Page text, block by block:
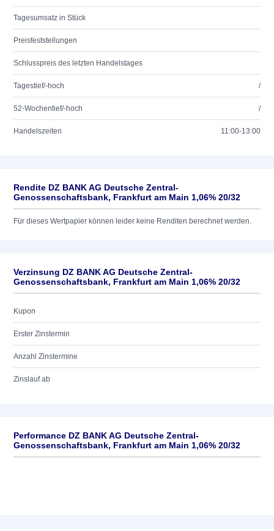
Tagesumsatz in Stück
Preisfeststellungen
Schlusspreis des letzten Handelstages
Tagestief/-hoch /
52-Wochentief/-hoch /
Handelszeiten 11:00-13:00
Rendite DZ BANK AG Deutsche Zentral-
Genossenschaftsbank, Frankfurt am Main 1,06% 20/32
Für dieses Wertpapier können leider keine Renditen berechnet werden.
Verzinsung DZ BANK AG Deutsche Zentral-
Genossenschaftsbank, Frankfurt am Main 1,06% 20/32
Kupon
Erster Zinstermin
Anzahl Zinstermine
Zinslauf ab
Performance DZ BANK AG Deutsche Zentral-
Genossenschaftsbank, Frankfurt am Main 1,06% 20/32